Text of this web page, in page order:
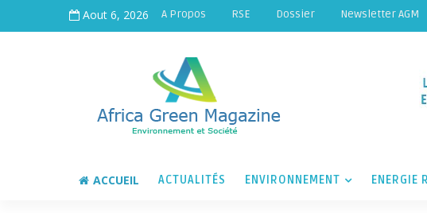
Aout 6, 2026 A Propos RSE Dossier Newsletter AGM
ACCUEIL ACTUALITÉS ENVIRONNEMENT ENERGIE